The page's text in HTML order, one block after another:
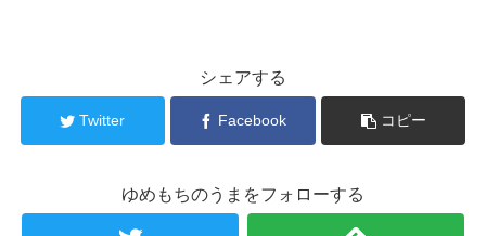
シェアする
Twitter Facebook コピー
ゆめもちのうまをフォローする